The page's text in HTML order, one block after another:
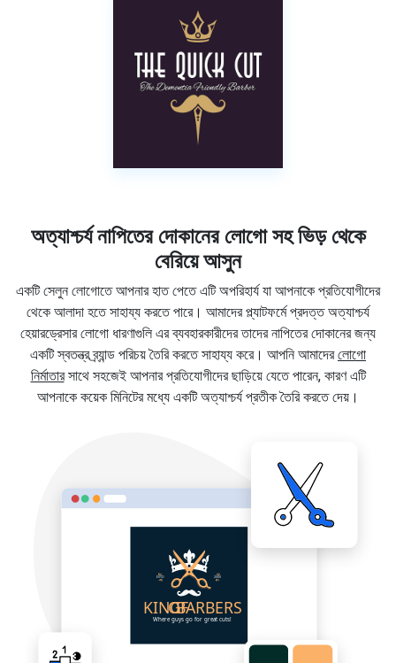
অত্যাশ্চর্য নাপিতের দোকানের লোগো সহ ভিড় থেকে
বেরিয়ে আসুন
একটি সেলুন লোগোতে আপনার হাত পেতে এটি অপরিহার্য যা আপনাকে প্রতিযোগীদের
থেকে আলাদা হতে সাহায্য করতে পারে। আমাদের প্ল্যাটফর্মে প্রদত্ত অত্যাশ্চর্য
হেয়ারড্রেসার লোগো ধারণাগুলি এর ব্যবহারকারীদের তাদের নাপিতের দোকানের জন্য
একটি স্বতন্ত্র ব্র্যান্ড পরিচয় তৈরি করতে সাহায্য করে। আপনি আমাদেরলোগো
নির্মাতারসাথে সহজেই আপনার প্রতিযোগীদের ছাড়িয়ে যেতে পারেন, কারণ এটি
আপনাকে কয়েক মিনিটের মধ্যে একটি অত্যাশ্চর্য প্রতীক তৈরি করতে দেয়।